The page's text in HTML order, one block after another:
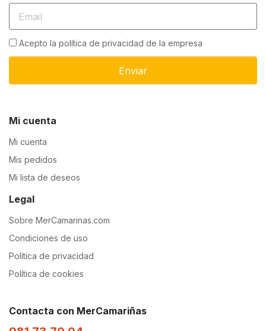
Acepto la política de privacidad de la empresa
Enviar
Mi cuenta
Mi cuenta
Mis pedidos
Mi lista de deseos
Legal
Sobre MerCamarinas.com
Condiciones de uso
Política de privacidad
Política de cookies
Contacta con MerCamariñas